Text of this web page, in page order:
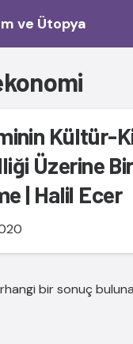
ve Ütopya
Kültür-
Üzerine Bir
| Halil Ecer
bir sonuç